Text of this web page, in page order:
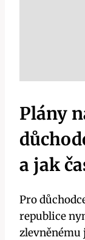
Plány
a jak
Pro
republice